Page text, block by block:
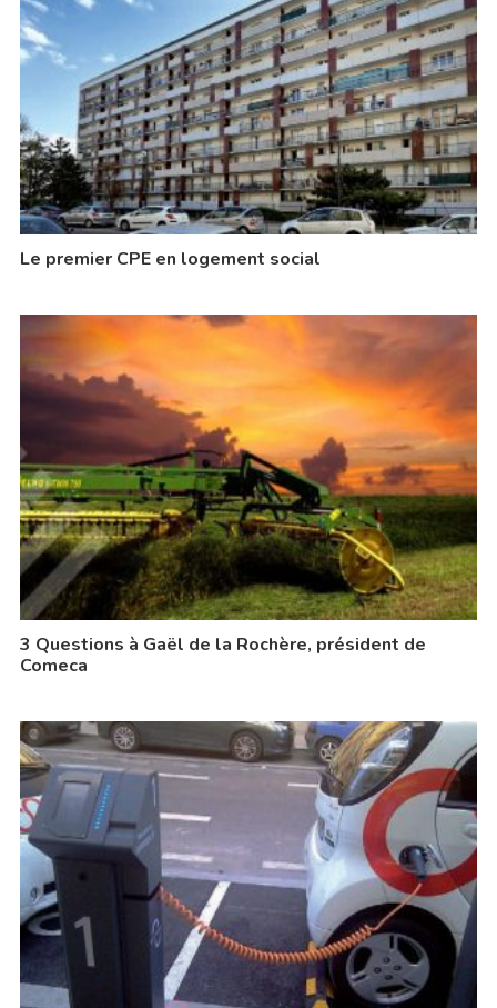
Le premier CPE en logement social
3 Questions à Gaël de la Rochère, président de
Comeca